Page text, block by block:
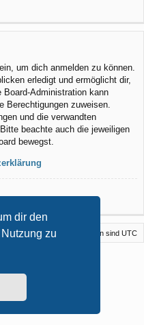
dir den
zu
um dich anmelden zu können.
erledigt und ermöglicht dir,
Administration kann
Berechtigungen zuweisen.
und die verwandten
beachte auch die jeweiligen
bewegst.
Alle Zeiten sind UTC
Cookies löschen